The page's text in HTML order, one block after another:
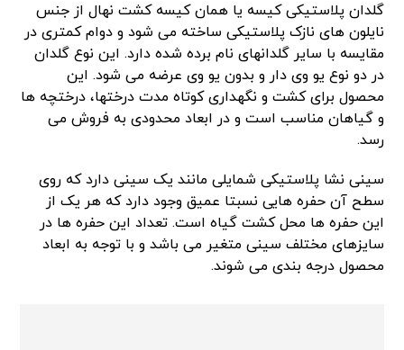
گلدان پلاستیکی کیسه یا همان کیسه کشت نهال از جنس
نایلون های نازک پلاستیکی ساخته می شود و دوام کمتری در
مقایسه با سایر گلدانهای نام برده شده دارد. این نوع گلدان
در دو نوع یو وی دار و بدون یو وی عرضه می شود. این
‌محصول برای کشت و نگهداری کوتاه مدت درختها، درختچه ها
و گیاهان مناسب است و در ابعاد محدودی به فروش می
رسد.
سینی نشا پلاستیکی شمایلی مانند یک سینی دارد که روی
سطح آن حفره هایی نسبتا عمیق وجود دارد که هر یک از
این حفره ها محل کشت گیاه است. تعداد این حفره ها در
سایزهای مختلف سینی متغیر می باشد و با توجه به ابعاد
محصول درجه بندی می شوند.